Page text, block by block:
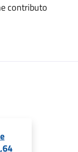
contributo